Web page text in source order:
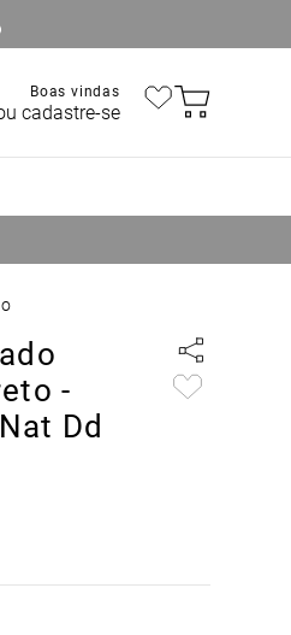
Boas vindas
cadastre-se
-
Dd